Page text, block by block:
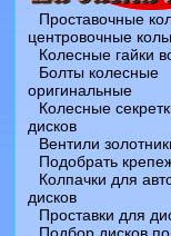
Проставочные
центровочные
Колесные гайки
Болты колесные
оригинальные
Колесные
дисков
Вентили
Подобрать
Колпачки для
дисков
Проставки для